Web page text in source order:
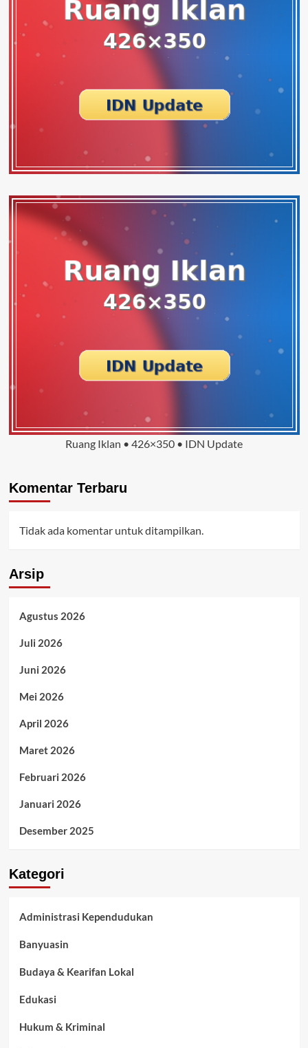
Ruang Iklan • 426×350 • IDN Update
Komentar Terbaru
Tidak ada komentar untuk ditampilkan.
Arsip
Agustus 2026
Juli 2026
Juni 2026
Mei 2026
April 2026
Maret 2026
Februari 2026
Januari 2026
Desember 2025
Kategori
Administrasi Kependudukan
Banyuasin
Budaya & Kearifan Lokal
Edukasi
Hukum & Kriminal